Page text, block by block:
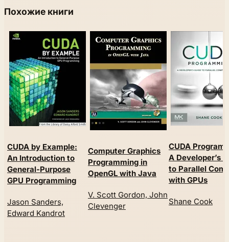
Похожие книги
CUDA by Example:
An Introduction to
General-Purpose
GPU Programming
Jason Sanders,
Edward Kandrot
Computer Graphics
Programming in
OpenGL with Java
V. Scott Gordon, John
Clevenger
CUDA
A Developer’s
to Parallel
with GPUs
Shane Cook